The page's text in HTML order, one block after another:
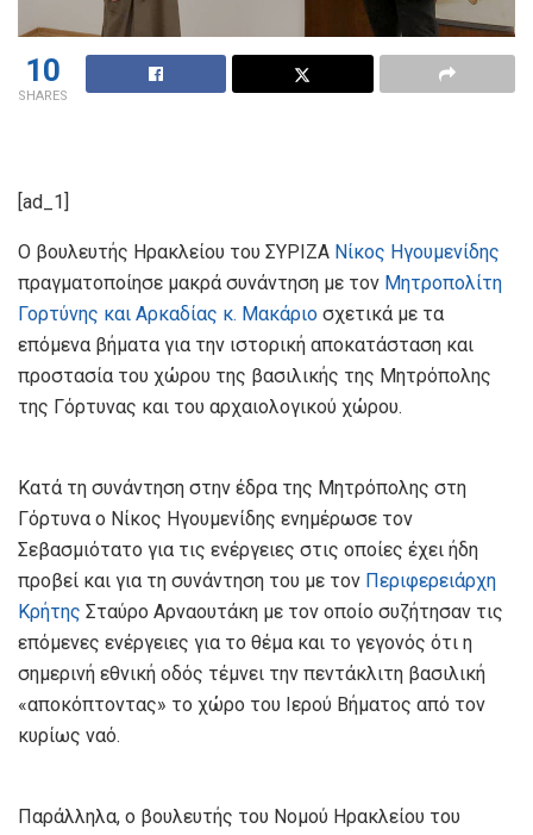
10
SHARES
[ad_1]
Ο βουλευτής Ηρακλείου του ΣΥΡΙΖΑ Νίκος Ηγουμενίδης
πραγματοποίησε μακρά συνάντηση με τον Μητροπολίτη
Γορτύνης και Αρκαδίας κ. Μακάριο σχετικά με τα
επόμενα βήματα για την ιστορική αποκατάσταση και
προστασία του χώρου της βασιλικής της Μητρόπολης
της Γόρτυνας και του αρχαιολογικού χώρου.
Κατά τη συνάντηση στην έδρα της Μητρόπολης στη
Γόρτυνα ο Νίκος Ηγουμενίδης ενημέρωσε τον
Σεβασμιότατο για τις ενέργειες στις οποίες έχει ήδη
προβεί και για τη συνάντηση του με τον Περιφερειάρχη
Κρήτης Σταύρο Αρναουτάκη με τον οποίο συζήτησαν τις
επόμενες ενέργειες για το θέμα και το γεγονός ότι η
σημερινή εθνική οδός τέμνει την πεντάκλιτη βασιλική
«αποκόπτοντας» το χώρο του Ιερού Βήματος από τον
κυρίως ναό.
Παράλληλα, ο βουλευτής του Νομού Ηρακλείου του